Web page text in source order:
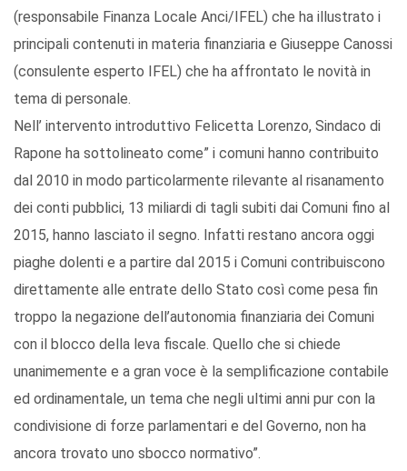
(responsabile Finanza Locale Anci/IFEL) che ha illustrato i
principali contenuti in materia finanziaria e Giuseppe Canossi
(consulente esperto IFEL) che ha affrontato le novità in
tema di personale.
Nell’ intervento introduttivo Felicetta Lorenzo, Sindaco di
Rapone ha sottolineato come” i comuni hanno contribuito
dal 2010 in modo particolarmente rilevante al risanamento
dei conti pubblici, 13 miliardi di tagli subiti dai Comuni fino al
2015, hanno lasciato il segno. Infatti restano ancora oggi
piaghe dolenti e a partire dal 2015 i Comuni contribuiscono
direttamente alle entrate dello Stato così come pesa fin
troppo la negazione dell’autonomia finanziaria dei Comuni
con il blocco della leva fiscale. Quello che si chiede
unanimemente e a gran voce è la semplificazione contabile
ed ordinamentale, un tema che negli ultimi anni pur con la
condivisione di forze parlamentari e del Governo, non ha
ancora trovato uno sbocco normativo”.